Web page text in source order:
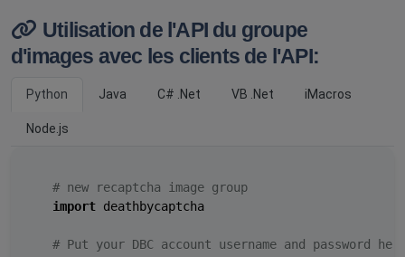
Utilisation de l'API du groupe
d'images avec les clients de l'API:
Python Java C# .Net VB .Net iMacros
Node.js
# new recaptcha image group
import deathbycaptcha
# Put your DBC account username and password